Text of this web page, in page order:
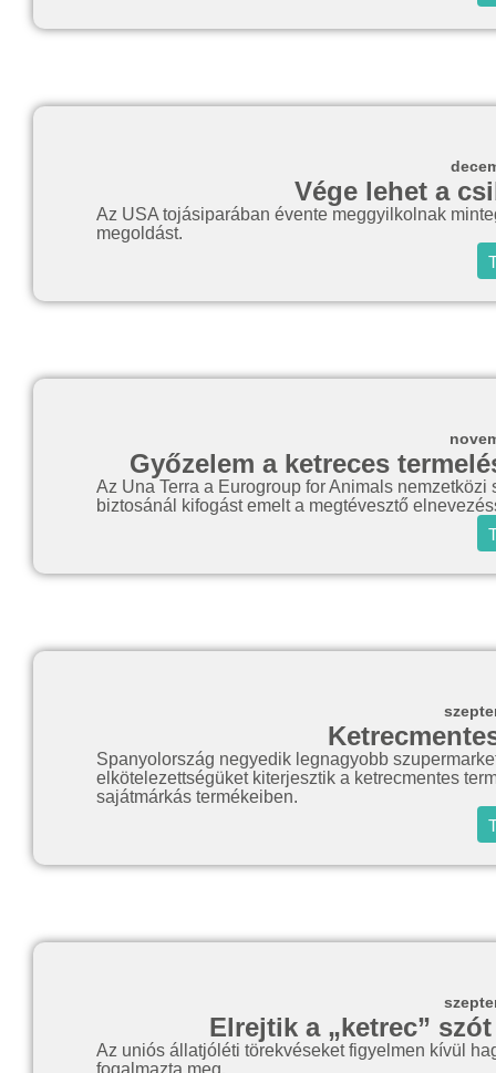
Vége lehet a
Az USA tojásiparában évente meggyilkolnak
megoldást.
Győzelem a ketreces
Az Una Terra a Eurogroup for Animals
biztosánál kifogást emelt a megtévesztő
Spanyolország negyedik legnagyobb
elkötelezettségüket kiterjesztik a ketrecmentes
sajátmárkás termékeiben.
Elrejtik a „ketrec”
Az uniós állatjóléti törekvéseket figyelmen kívül
fogalmazta meg.